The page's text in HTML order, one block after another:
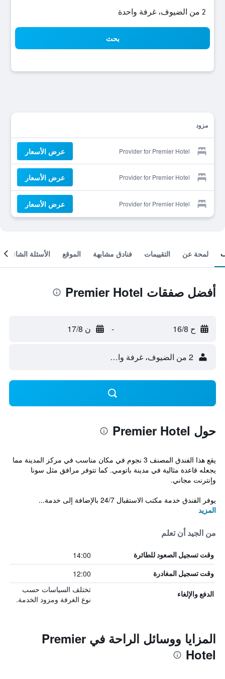
2 من الضيوف، غرفة واحدة
بحث
مزود
Provider for Premier Hotel عرض الأسعار
Provider for Premier Hotel عرض الأسعار
Provider for Premier Hotel عرض الأسعار
لمحة عن التقييمات فنادق مشابهة الموقع الأسئلة الشائعة
أفضل صفقات Premier Hotel
ح 16/8 - ن 17/8
2 من الضيوف، غرفة واحدة
حول Premier Hotel
يقع هذا الفندق المصنف 3 نجوم في مكان مناسب في مركز المدينة مما
يجعله قاعدة مثالية في مدينة باتومي. كما تتوفر مرافق مثل سونا
وإنترنت مجاني.
يوفر الفندق خدمة مكتب الاستقبال 24/7 بالإضافة إلى خدمة...
المزيد
من الجيد أن تعلم
وقت تسجيل الصعود للطائرة 14:00
وقت تسجيل المغادرة 12:00
الدفع والإلغاء
تختلف السياسات حسب
نوع الغرفة ومزود الخدمة.
المزايا ووسائل الراحة في Premier
Hotel